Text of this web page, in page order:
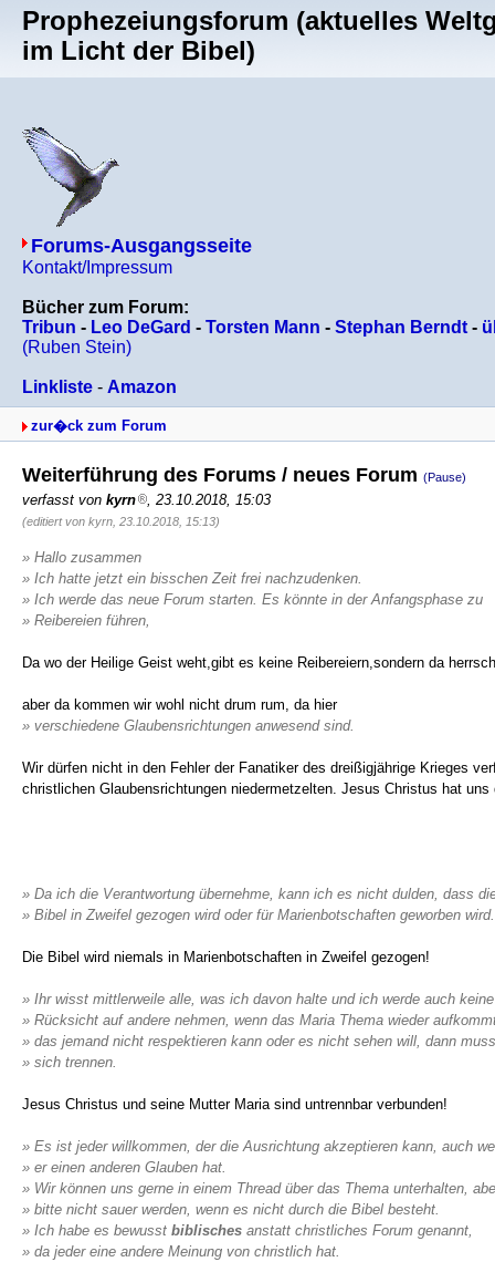
Prophezeiungsforum (aktuelles
im Licht der Bibel)
Forums-Ausgangsseite
Kontakt/Impressum
Bücher zum Forum:
Tribun - Leo DeGard - Torsten Mann - Stephan Berndt -
(Ruben Stein)
Linkliste - Amazon
zur�ck zum Forum
Weiterführung des Forums / neues Forum (Pause)
verfasst von kyrn , 23.10.2018, 15:03
(editiert von kyrn, 23.10.2018, 15:13)
» Hallo zusammen
» Ich hatte jetzt ein bisschen Zeit frei nachzudenken.
» Ich werde das neue Forum starten. Es könnte in der Anfangsphase zu
» Reibereien führen,
Da wo der Heilige Geist weht,gibt es keine Reibereiern,sondern da
aber da kommen wir wohl nicht drum rum, da hier
» verschiedene Glaubensrichtungen anwesend sind.
Wir dürfen nicht in den Fehler der Fanatiker des dreißigjährige Krieges
christlichen Glaubensrichtungen niedermetzelten. Jesus Christus hat
» Da ich die Verantwortung übernehme, kann ich es nicht dulden, dass
» Bibel in Zweifel gezogen wird oder für Marienbotschaften geworben wird.
Die Bibel wird niemals in Marienbotschaften in Zweifel gezogen!
» Ihr wisst mittlerweile alle, was ich davon halte und ich werde auch keine
» Rücksicht auf andere nehmen, wenn das Maria Thema wieder
» das jemand nicht respektieren kann oder es nicht sehen will, dann
» sich trennen.
Jesus Christus und seine Mutter Maria sind untrennbar verbunden!
» Es ist jeder willkommen, der die Ausrichtung akzeptieren kann, auch
» er einen anderen Glauben hat.
» Wir können uns gerne in einem Thread über das Thema unterhalten,
» bitte nicht sauer werden, wenn es nicht durch die Bibel besteht.
» Ich habe es bewusst biblisches anstatt christliches Forum genannt,
» da jeder eine andere Meinung von christlich hat.